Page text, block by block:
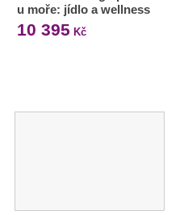
u moře: jídlo a wellness
10 395 Kč